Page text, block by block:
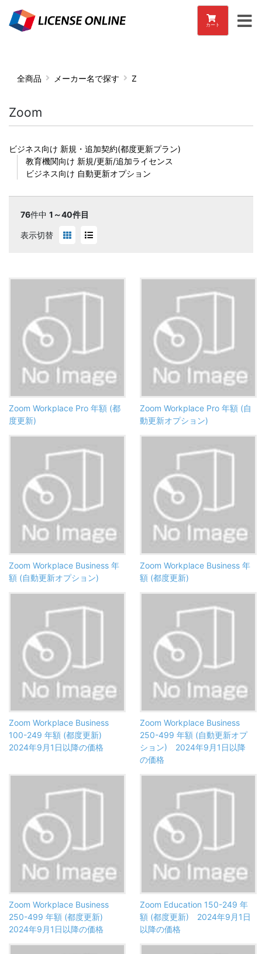
カート
全商品 メーカー名で探す Z
Zoom
ビジネス向け 新規・追加契約(都度更新プラン)
教育機関向け 新規/更新/追加ライセンス
ビジネス向け 自動更新オプション
76件中 1～40件目
表示切替
Zoom Workplace Pro 年額 (都
度更新)
Zoom Workplace Pro 年額 (自
動更新オプション)
Zoom Workplace Business 年
額 (自動更新オプション)
Zoom Workplace Business 年
額 (都度更新)
Zoom Workplace Business
100-249 年額 (都度更新)
2024年9月1日以降の価格
Zoom Workplace Business
250-499 年額 (自動更新オプ
ション) 2024年9月1日以降
の価格
Zoom Workplace Business
250-499 年額 (都度更新)
2024年9月1日以降の価格
Zoom Education 150-249 年
額 (都度更新) 2024年9月1日
以降の価格